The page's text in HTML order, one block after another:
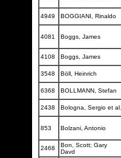
4949 BOGGIANI, Rinaldo
4081 Boggs, James
4108 Boggs, James
3548 Böll, Heinrich
6368 BOLLMANN, Stefan
2438 Bologna, Sergio et al.
853 Bolzani, Antonio
2468
Bon, Scott; Gary
Davd